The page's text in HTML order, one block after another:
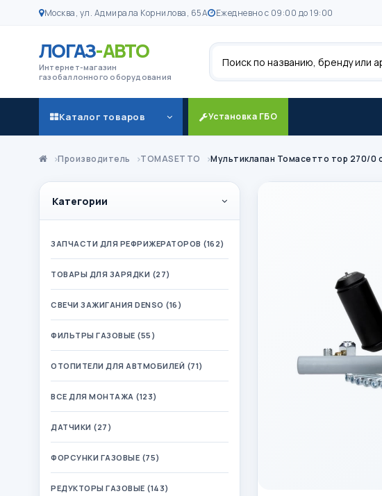
Москва, ул. Адмирала Корнилова, 65А Ежедневно с 09:00 до 19:00
ЛОГАЗ-АВТО
Интернет-магазин
газобаллонного оборудования
Каталог товаров Установка ГБО
Производитель TOMASETTO Мультиклапан Томасетто тор 270/0 с
Категории
ЗАПЧАСТИ ДЛЯ РЕФРИЖЕРАТОРОВ (162)
ТОВАРЫ ДЛЯ ЗАРЯДКИ (27)
СВЕЧИ ЗАЖИГАНИЯ DENSO (16)
ФИЛЬТРЫ ГАЗОВЫЕ (55)
ОТОПИТЕЛИ ДЛЯ АВТМОБИЛЕЙ (71)
ВСЕ ДЛЯ МОНТАЖА (123)
ДАТЧИКИ (27)
ФОРСУНКИ ГАЗОВЫЕ (75)
РЕДУКТОРЫ ГАЗОВЫЕ (143)